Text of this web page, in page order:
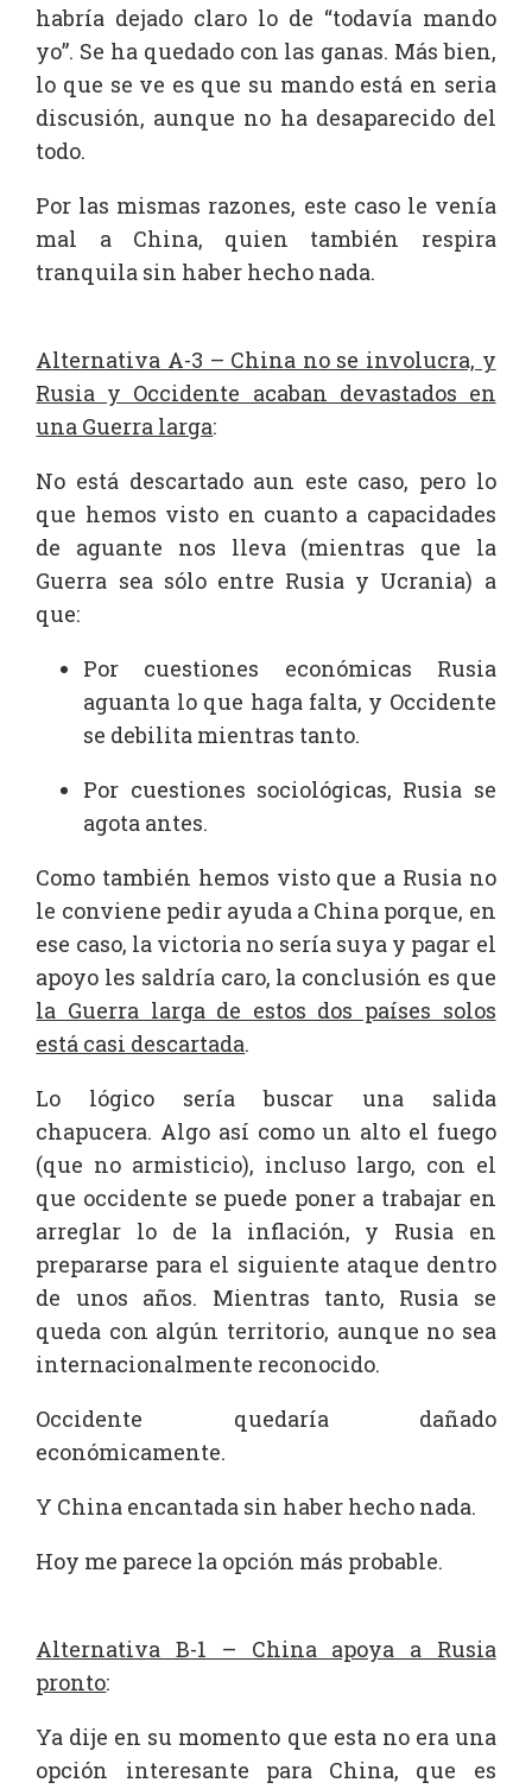
habría dejado claro lo de “todavía mando
yo”. Se ha quedado con las ganas. Más bien,
lo que se ve es que su mando está en seria
discusión, aunque no ha desaparecido del
todo.
Por las mismas razones, este caso le venía
mal a China, quien también respira
tranquila sin haber hecho nada.
Alternativa A-3 – China no se involucra, y
Rusia y Occidente acaban devastados en
una Guerra larga:
No está descartado aun este caso, pero lo
que hemos visto en cuanto a capacidades
de aguante nos lleva (mientras que la
Guerra sea sólo entre Rusia y Ucrania) a
que:
Por cuestiones económicas Rusia
aguanta lo que haga falta, y Occidente
se debilita mientras tanto.
Por cuestiones sociológicas, Rusia se
agota antes.
Como también hemos visto que a Rusia no
le conviene pedir ayuda a China porque, en
ese caso, la victoria no sería suya y pagar el
apoyo les saldría caro, la conclusión es que
la Guerra larga de estos dos países solos
está casi descartada.
Lo lógico sería buscar una salida
chapucera. Algo así como un alto el fuego
(que no armisticio), incluso largo, con el
que occidente se puede poner a trabajar en
arreglar lo de la inflación, y Rusia en
prepararse para el siguiente ataque dentro
de unos años. Mientras tanto, Rusia se
queda con algún territorio, aunque no sea
internacionalmente reconocido.
Occidente quedaría dañado
económicamente.
Y China encantada sin haber hecho nada.
Hoy me parece la opción más probable.
Alternativa B-1 – China apoya a Rusia
pronto:
Ya dije en su momento que esta no era una
opción interesante para China, que es